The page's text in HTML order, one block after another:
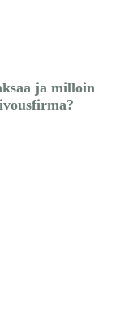
ja milloin